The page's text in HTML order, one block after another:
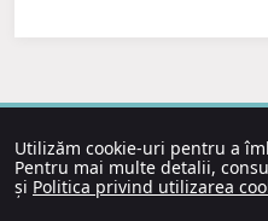
Utilizăm cookie-uri pentru a
Pentru mai multe detalii,
și Politica privind utilizarea